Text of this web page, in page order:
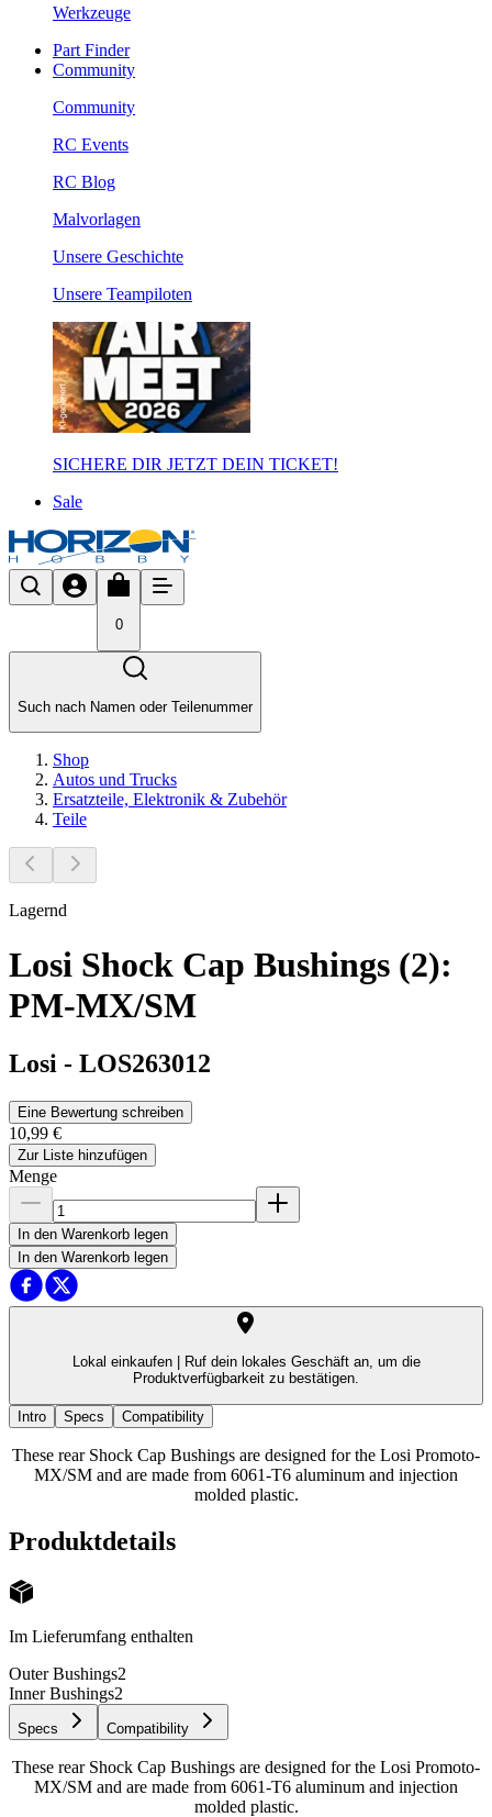
Werkzeuge
Part Finder
Community
Community
RC Events
RC Blog
Malvorlagen
Unsere Geschichte
Unsere Teampiloten
SICHERE DIR JETZT DEIN TICKET!
Sale
0
Such nach Namen oder Teilenummer
Shop
Autos und Trucks
Ersatzteile, Elektronik & Zubehör
Teile
Lagernd
Losi Shock Cap Bushings (2):
PM-MX/SM
Losi - LOS263012
Eine Bewertung schreiben
10,99 €
Zur Liste hinzufügen
Menge
In den Warenkorb legen
In den Warenkorb legen
Lokal einkaufen |
Ruf dein lokales Geschäft an, um die
Produktverfügbarkeit zu bestätigen.
Intro Specs Compatibility
These rear Shock Cap Bushings are designed for the Losi Promoto-
MX/SM and are made from 6061-T6 aluminum and injection
molded plastic.
Produktdetails
Im Lieferumfang enthalten
Outer Bushings2
Inner Bushings2
Specs Compatibility
These rear Shock Cap Bushings are designed for the Losi Promoto-
MX/SM and are made from 6061-T6 aluminum and injection
molded plastic.